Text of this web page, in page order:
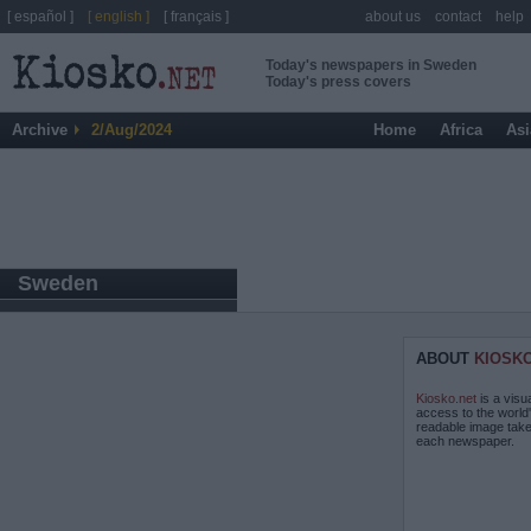
Today's newspapers in Sweden
Today's press covers
Archive 2/Aug/2024 Home Africa
Sweden
ABOUT
Kiosko.net is a
access to the
readable image
each newspaper.
[ español ] [ english ] [ français ] about us contact help